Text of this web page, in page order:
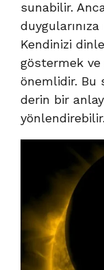
sunabilir.
Kendinizi
göstermek ve
önemlidir. Bu
derin bir
yönlendirebilir.